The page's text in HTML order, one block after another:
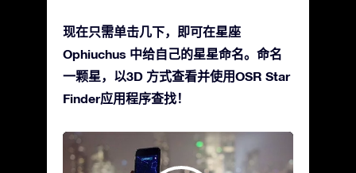
现在只需单击几下，即可在星座
Ophiuchus 中给自己的星星命名。命名
一颗星，以3D 方式查看并使用OSR Star
Finder应用程序查找！